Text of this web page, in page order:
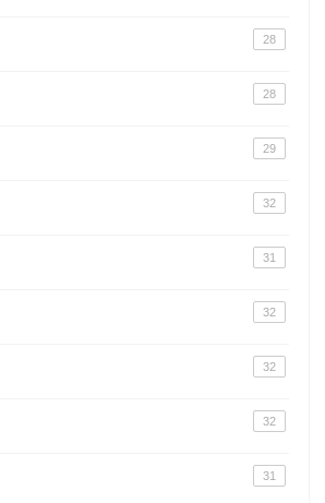
28
28
29
32
31
32
32
32
31